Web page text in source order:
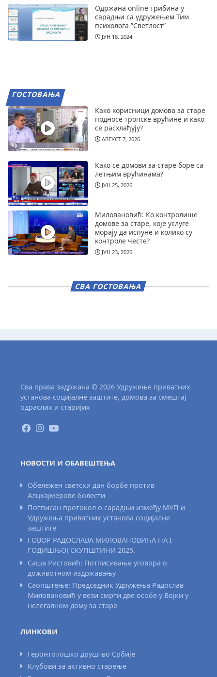
Одржана online трибина у
сарадњи са удружењем Тим
психолога ”Светлост”
ЈУН 18, 2024
ГОСТОВАЊА
Како корисници домова за старе
подносе тропске врућине и како
се расхлађују?
АВГУСТ 7, 2026
Како се домови за старе боре са
летњим врућинама?
ЈУН 25, 2026
Миловановић: Ко контролише
домове за старе, које услуге
морају да испуне и колико су
контроле честе?
ЈУН 23, 2026
СВА ГОСТОВАЊА
Сва права задржана © 2026 Удружење приватних
установа социјалне заштите, домова за смештај
одраслих и старијих
НОВОСТИ И ОБАВЕШТЕЊА
Обележен светски дан борбе против
Алцхајмерове болести
Потписан протокол о сарадњи између МУП и
Удружења приватних установа социјалне
заштите
ГОВОР РАДОСЛАВА МИЛОВАНОВИЋА НА I
ГОДИШЊОЈ СКУПШТИНИ 2025.
Саша Ристовић: Потписивање уговора о
доживотном издржавању
Саопштење: Председник Удружења Радослав
Миловановић у вези смрти две особе у Војки у
нелегалном дому за старе
ЛИНКОВИ
Геронтолошко друштво Србије
Клубови за активно старење